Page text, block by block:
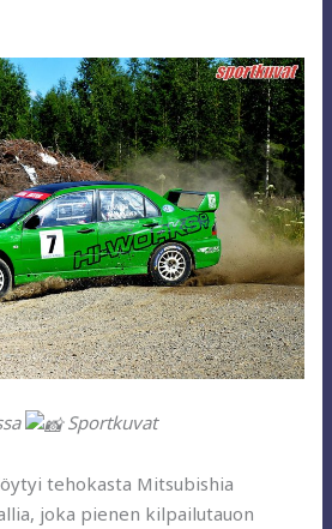
Sportkuvat
tehokasta Mitsubishia
joka pienen kilpailutauon